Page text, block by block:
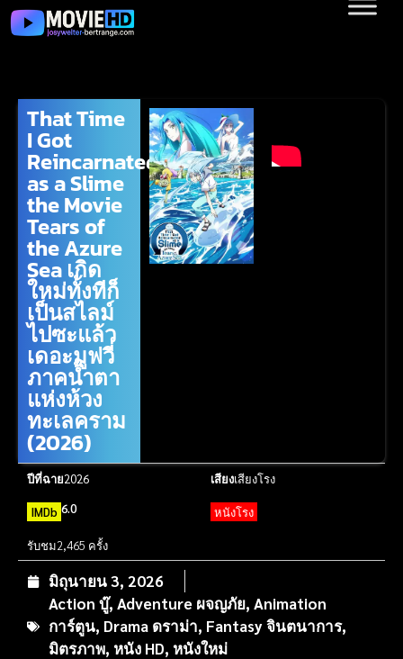
That Time
I Got
Reincarnated
as a Slime
the Movie
Tears of
the Azure
Sea เกิด
ใหม่ทั้งทีก็
เป็นสไลม์
ไปซะแล้ว
เดอะมูฟวี่
ภาคน้ำตา
แห่งห้วง
ทะเลคราม
(2026)
ปีที่ฉาย2026 เสียงเสียงโรง
IMDb 6.0 หนังโรง
รับชม2,465 ครั้ง
มิถุนายน 3, 2026
Action บู๊, Adventure ผจญภัย, Animation
การ์ตูน, Drama ดราม่า, Fantasy จินตนาการ,
มิตรภาพ, หนัง HD, หนังใหม่